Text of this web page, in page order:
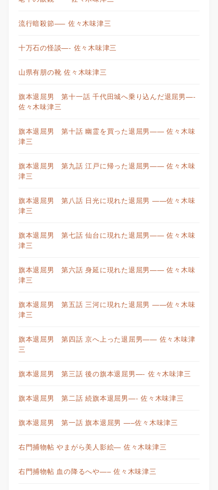
流行暗殺節—– 佐々木味津三
十万石の怪談—- 佐々木味津三
山県有朋の靴 佐々木味津三
旗本退屈男 第十一話 千代田城へ乗り込んだ退屈男—-
佐々木味津三
旗本退屈男 第十話 幽霊を買った退屈男—— 佐々木味
津三
旗本退屈男 第九話 江戸に帰った退屈男—— 佐々木味
津三
旗本退屈男 第八話 日光に現れた退屈男 ——佐々木味
津三
旗本退屈男 第七話 仙台に現れた退屈男—— 佐々木味
津三
旗本退屈男 第六話 身延に現れた退屈男—— 佐々木味
津三
旗本退屈男 第五話 三河に現れた退屈男 ——佐々木味
津三
旗本退屈男 第四話 京へ上った退屈男—— 佐々木味津
三
旗本退屈男 第三話 後の旗本退屈男—- 佐々木味津三
旗本退屈男 第二話 続旗本退屈男—- 佐々木味津三
旗本退屈男 第一話 旗本退屈男 —–佐々木味津三
右門捕物帖 やまがら美人影絵— 佐々木味津三
右門捕物帖 血の降るへや—– 佐々木味津三